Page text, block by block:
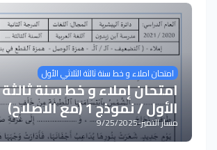
امتحان املاء و خط سنة ثالثة الثلاثي الأول
امتحان إملاء و خط سنة ثالثة
الأول / نموذج 1 (مع الاصلاح)
مسار التميز-
9/25/2025